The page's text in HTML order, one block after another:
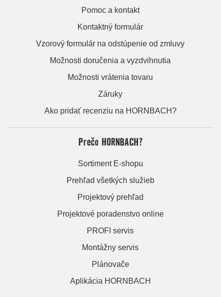
Pomoc a kontakt
Kontaktný formulár
Vzorový formulár na odstúpenie od zmluvy
Možnosti doručenia a vyzdvihnutia
Možnosti vrátenia tovaru
Záruky
Ako pridať recenziu na HORNBACH?
Prečo HORNBACH?
Sortiment E-shopu
Prehľad všetkých služieb
Projektový prehľad
Projektové poradenstvo online
PROFI servis
Montážny servis
Plánovače
Aplikácia HORNBACH